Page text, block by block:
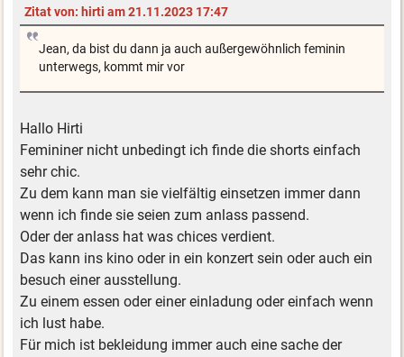
Zitat von: hirti am 21.11.2023 17:47
Jean, da bist du dann ja auch außergewöhnlich feminin
unterwegs, kommt mir vor
Hallo Hirti
Femininer nicht unbedingt ich finde die shorts einfach
sehr chic.
Zu dem kann man sie vielfältig einsetzen immer dann
wenn ich finde sie seien zum anlass passend.
Oder der anlass hat was chices verdient.
Das kann ins kino oder in ein konzert sein oder auch ein
besuch einer ausstellung.
Zu einem essen oder einer einladung oder einfach wenn
ich lust habe.
Für mich ist bekleidung immer auch eine sache der